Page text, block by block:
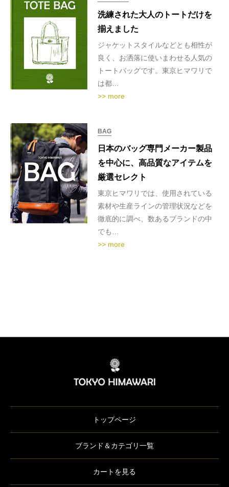
洗練された大人のトートだけを
揃えました
ジャケットスタイルなどとも相性が
良く、お洒落に使いまわせる人気の
トートバッグです。東京ヒマワリで
は都…
>> more
BAG
日本のバッグ専門メーカー製品
を中心に、高品質なアイテムを
厳選セレクト
東京ヒマワリでは、使用されている
素材や生産ラインの管理状況などを
徹底的に調べ、数あるブランドの中
でも…
>> more
トップページ
ブランド＆カテゴリ一覧
カートを見る